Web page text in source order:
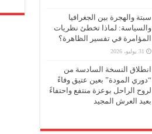
سبتة والهجرة بين الجغرافيا
والسياسة: لماذا تخطئ نظريات
المؤامرة في تفسير الظاهرة؟
31 يوليو، 2026
انطلاق النسخة السادسة من
“دوري المودة” بعين عتيق وفاءً
لروح الراحل بوعزة منتفع واحتفاءً
بعيد العرش المجيد